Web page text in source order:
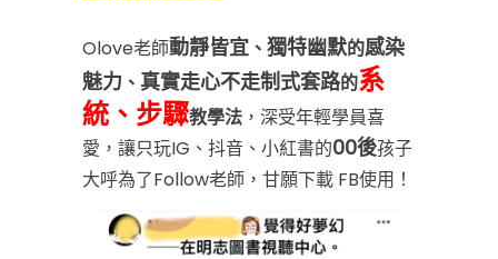
Olove老師動靜皆宜 、 獨特幽默的感染
魅力 、 真實走心不走制式套路的系
統、步驟教學法 ，深受年輕學員喜
愛，讓只玩IG、抖音、小紅書的00後孩子
大呼為了Follow老師，甘願下載 FB使用！